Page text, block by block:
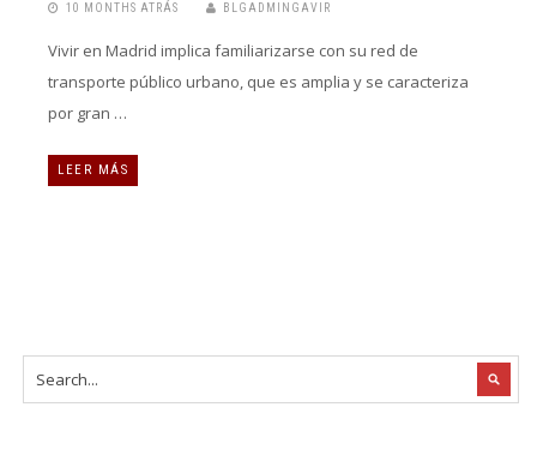
10 MONTHS ATRÁS BLGADMINGAVIR
Vivir en Madrid implica familiarizarse con su red de
transporte público urbano, que es amplia y se caracteriza
por gran …
LEER MÁS